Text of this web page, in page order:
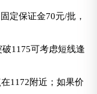
定保证金70元/批，
1175可考虑短线逢
1172附近；如果价